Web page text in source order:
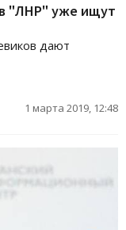
в "ЛНР" уже ищут
дают
1 марта 2019, 12:48